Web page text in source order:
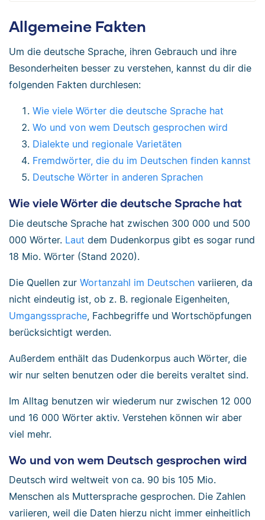
Allgemeine Fakten
Um die deutsche Sprache, ihren Gebrauch und ihre
Besonderheiten besser zu verstehen, kannst du dir die
folgenden Fakten durchlesen:
Wie viele Wörter die deutsche Sprache hat
Wo und von wem Deutsch gesprochen wird
Dialekte und regionale Varietäten
Fremdwörter, die du im Deutschen finden kannst
Deutsche Wörter in anderen Sprachen
Wie viele Wörter die deutsche Sprache hat
Die deutsche Sprache hat zwischen 300 000 und 500
000 Wörter. Laut dem Dudenkorpus gibt es sogar rund
18 Mio. Wörter (Stand 2020).
Die Quellen zur Wortanzahl im Deutschen variieren, da
nicht eindeutig ist, ob z. B. regionale Eigenheiten,
Umgangssprache , Fachbegriffe und Wortschöpfungen
berücksichtigt werden.
Außerdem enthält das Dudenkorpus auch Wörter, die
wir nur selten benutzen oder die bereits veraltet sind.
Im Alltag benutzen wir wiederum nur zwischen 12 000
und 16 000 Wörter aktiv. Verstehen können wir aber
viel mehr.
Wo und von wem Deutsch gesprochen wird
Deutsch wird weltweit von ca. 90 bis 105 Mio.
Menschen als Muttersprache gesprochen. Die Zahlen
variieren, weil die Daten hierzu nicht immer einheitlich